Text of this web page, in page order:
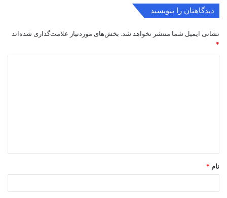
دیدگاهتان را بنویسید
نشانی ایمیل شما منتشر نخواهد شد. بخش‌های موردنیاز علامت‌گذاری شده‌اند
*
*
نام *